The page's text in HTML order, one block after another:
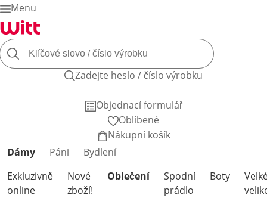
Menu
Zadejte heslo / číslo výrobku
Objednací formulář
Oblíbené
Nákupní košík
Přeskočit kategorie produktů
Dámy Páni
Bydlení
Exkluzivně
online
Nové
zboží!
Oblečení
Spodní
prádlo
Boty